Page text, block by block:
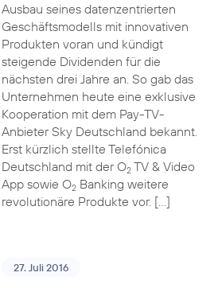
Ausbau seines datenzentrierten
Geschäftsmodells mit innovativen
Produkten voran und kündigt
steigende Dividenden für die
nächsten drei Jahre an. So gab das
Unternehmen heute eine exklusive
Kooperation mit dem Pay-TV-
Anbieter Sky Deutschland bekannt.
Erst kürzlich stellte Telefónica
Deutschland mit der O2TV & Video
App sowie O2Banking weitere
revolutionäre Produkte vor. […]
27. Juli 2016